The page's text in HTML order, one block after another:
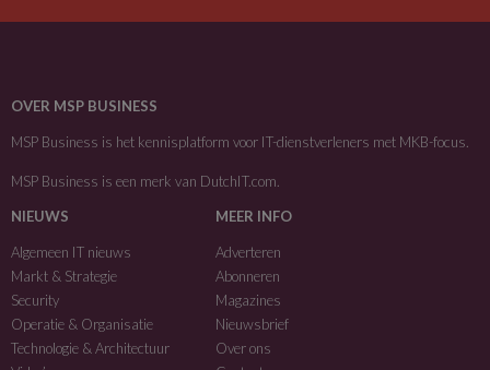
OVER MSP BUSINESS
MSP Business is het kennisplatform voor IT-dienstverleners met MKB-focus.
MSP Business is een merk van DutchIT.com.
NIEUWS
Algemeen IT nieuws
Markt & Strategie
Security
Operatie & Organisatie
Technologie & Architectuur
MEER INFO
Adverteren
Abonneren
Magazines
Nieuwsbrief
Over ons